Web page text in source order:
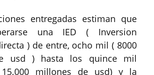
entregadas estiman que
una IED ( Inversion
) de entre, ocho mil ( 8000
usd ) hasta los quince mil
millones de usd) y la